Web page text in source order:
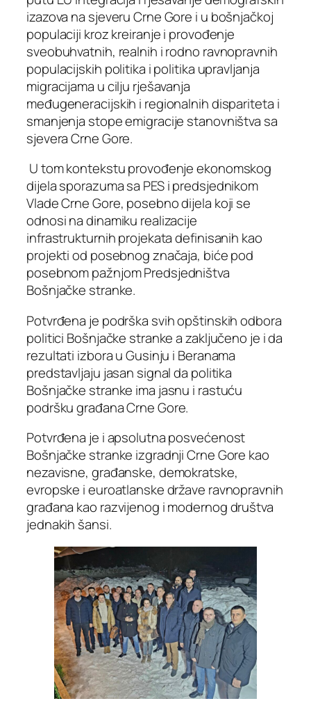
izazova na sjeveru Crne Gore i u bošnjačkoj
populaciji kroz kreiranje i provođenje
sveobuhvatnih, realnih i rodno ravnopravnih
populacijskih politika i politika upravljanja
migracijama u cilju rješavanja
međugeneracijskih i regionalnih dispariteta i
smanjenja stope emigracije stanovništva sa
sjevera Crne Gore.
U tom kontekstu provođenje ekonomskog
dijela sporazuma sa PES i predsjednikom
Vlade Crne Gore, posebno dijela koji se
odnosi na dinamiku realizacije
infrastrukturnih projekata definisanih kao
projekti od posebnog značaja, biće pod
posebnom pažnjom Predsjedništva
Bošnjačke stranke.
Potvrđena je podrška svih opštinskih odbora
politici Bošnjačke stranke a zaključeno je i da
rezultati izbora u Gusinju i Beranama
predstavljaju jasan signal da politika
Bošnjačke stranke ima jasnu i rastuću
podršku građana Crne Gore.
Potvrđena je i apsolutna posvećenost
Bošnjačke stranke izgradnji Crne Gore kao
nezavisne, građanske, demokratske,
evropske i euroatlanske države ravnopravnih
građana kao razvijenog i modernog društva
jednakih šansi.